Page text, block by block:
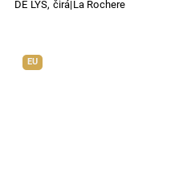
DE LYS, čirá|La Rochere
EU